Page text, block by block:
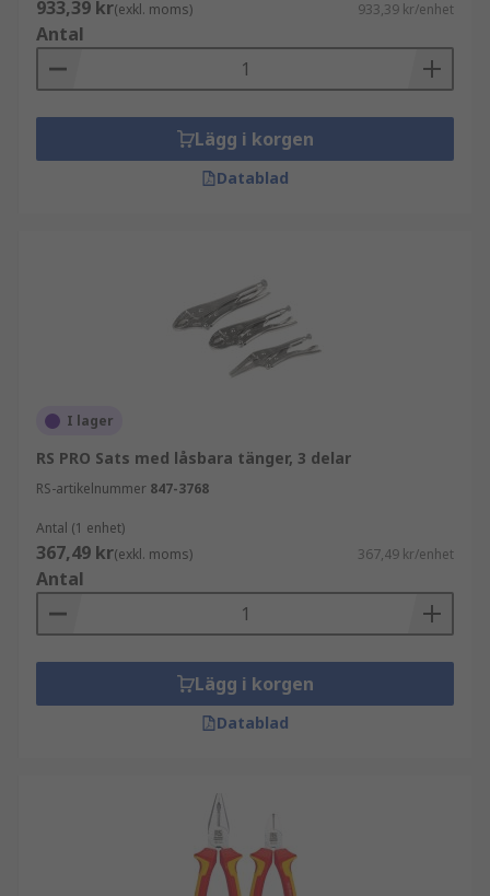
933,39 kr(exkl. moms) 933,39 kr/enhet
Antal
Lägg i korgen
Datablad
I lager
RS PRO Sats med låsbara tänger, 3 delar
RS-artikelnummer 847-3768
Antal (1 enhet)
367,49 kr(exkl. moms) 367,49 kr/enhet
Antal
Lägg i korgen
Datablad